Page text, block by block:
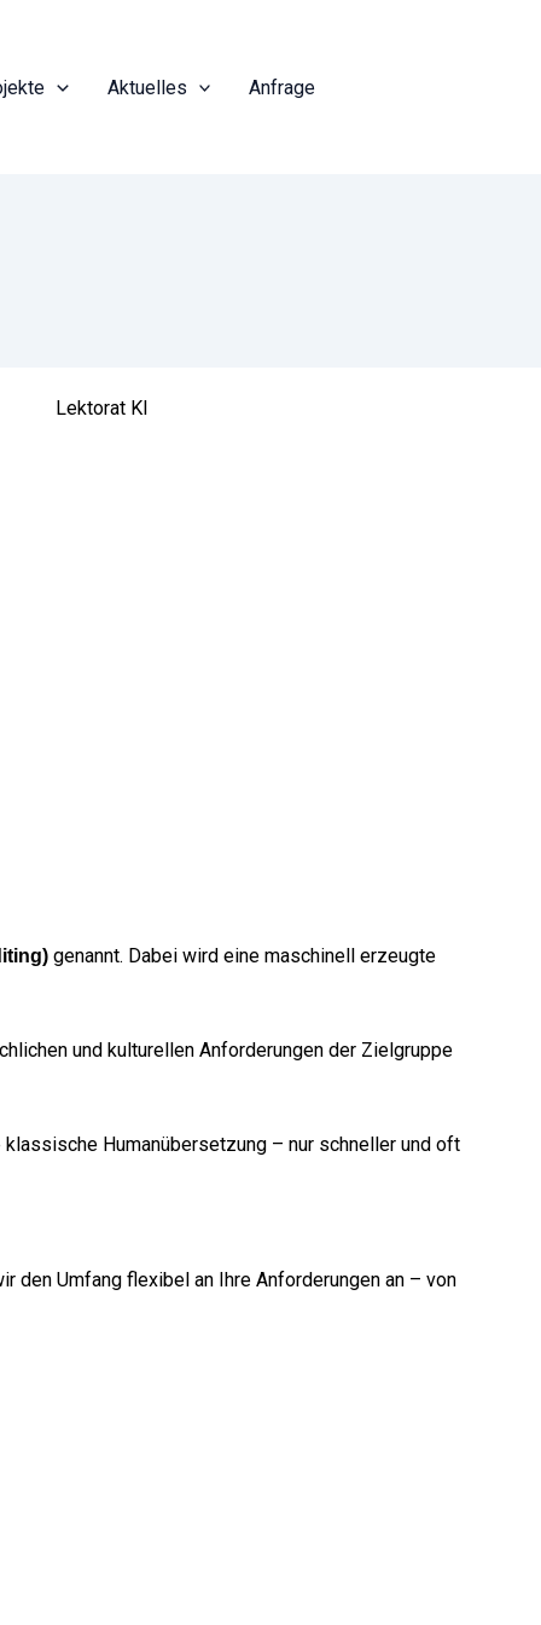
Aktuelles Anfrage
genannt. Dabei wird eine maschinell erzeugte
und kulturellen Anforderungen der Zielgruppe
Humanübersetzung – nur schneller und oft
den Umfang flexibel an Ihre Anforderungen an – von